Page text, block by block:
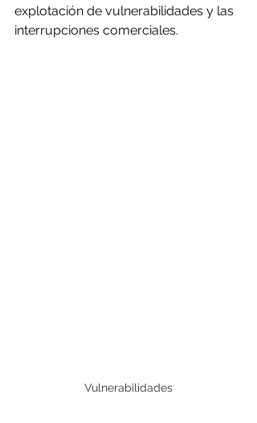
explotación de vulnerabilidades y las
interrupciones comerciales.
Vulnerabilidades